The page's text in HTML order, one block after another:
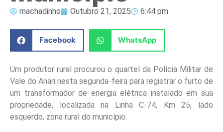
machadinho Outubro 21, 2025 6:44 pm
Facebook WhatsApp
Um produtor rural procurou o quartel da Polícia Militar de
Vale do Anari nesta segunda-feira para registrar o furto de
um transformador de energia elétrica instalado em sua
propriedade, localizada na Linha C-74, Km 25, lado
esquerdo, zona rural do município.